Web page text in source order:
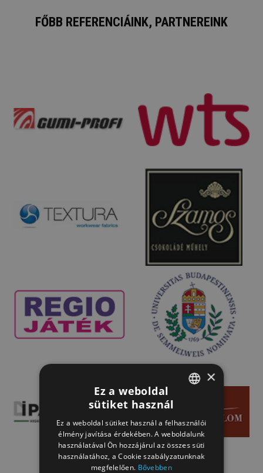
FŐBB REFERENCIÁINK, PARTNEREINK
HUNGARIAN
HUNGARIAN
×
Ez a weboldal
sütiket használ
Ez a weboldal sütiket használ a felhasználói
élmény javítása érdekében. A weboldalunk
használatával Ön hozzájárul az összes süti
használatához, a Cookie szabályzatunknak
megfelelően. Bővebben